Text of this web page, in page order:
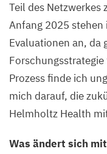
Teil des Netzwerkes
Anfang 2025 stehen
Evaluationen an, da
Prozess finde ich
mich darauf, die
Helmholtz Health
Was ändert sich